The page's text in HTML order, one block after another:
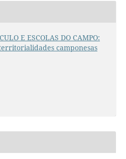
E ESCOLAS DO CAMPO:
camponesas